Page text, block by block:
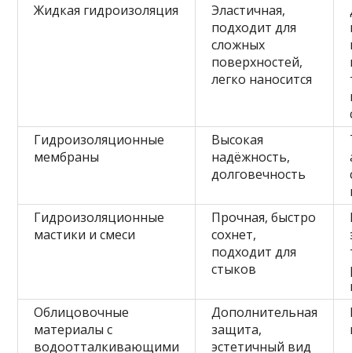
Жидкая гидроизоляция
Эластичная,
подходит для
сложных
поверхностей,
легко наносится
Гидроизоляционные
мембраны
Высокая
надёжность,
долговечность
Гидроизоляционные
мастики и смеси
Прочная, быстро
сохнет,
подходит для
стыков
Облицовочные
материалы с
водоотталкивающими
Дополнительная
защита,
эстетичный вид